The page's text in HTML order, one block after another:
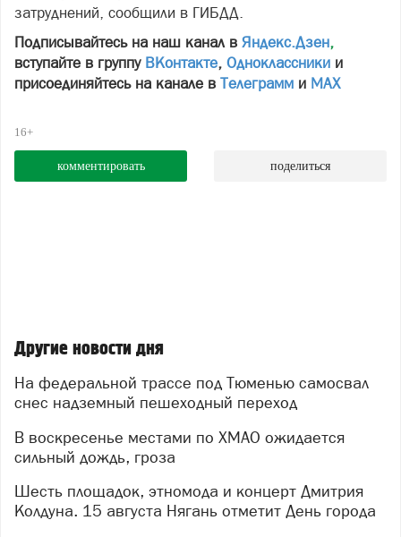
затруднений, сообщили в ГИБДД.
Подписывайтесь на наш канал в Яндекс.Дзен,
вступайте в группу ВКонтакте, Одноклассники и
присоединяйтесь на канале в Телеграмм и МАХ
16+
комментировать поделиться
Другие новости дня
На федеральной трассе под Тюменью самосвал
снес надземный пешеходный переход
В воскресенье местами по ХМАО ожидается
сильный дождь, гроза
Шесть площадок, этномода и концерт Дмитрия
Колдуна. 15 августа Нягань отметит День города